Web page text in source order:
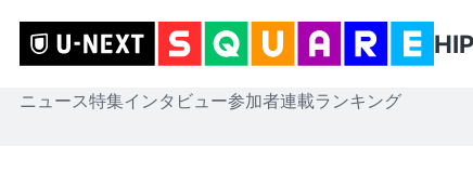
ニュース特集インタビュー参加者連載ランキング